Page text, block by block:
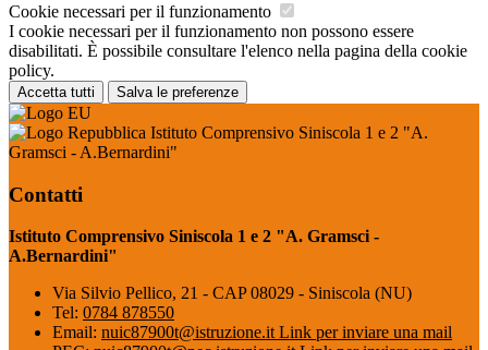
Cookie necessari per il funzionamento
I cookie necessari per il funzionamento non possono essere
disabilitati. È possibile consultare l'elenco nella pagina della cookie
policy.
Accetta tutti Salva le preferenze
Istituto Comprensivo Siniscola 1 e 2 "A.
Gramsci - A.Bernardini"
Contatti
Istituto Comprensivo Siniscola 1 e 2 "A. Gramsci -
A.Bernardini"
Via Silvio Pellico, 21 - CAP 08029 - Siniscola (NU)
Tel: 0784 878550
Email: nuic87900t@istruzione.it Link per inviare una mail